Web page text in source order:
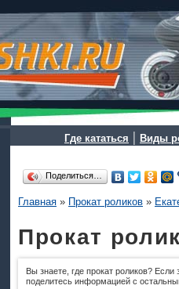
Где кататься | Виды
Поделиться…
Главная » Прокат роликов »
Прокат
Вы знаете, где прокат роликов? Если
поделитесь информацией с